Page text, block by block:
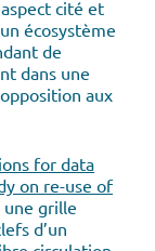
cité et
écosystème
de
dans une
aux
for data
on re-use of
grille
d’un